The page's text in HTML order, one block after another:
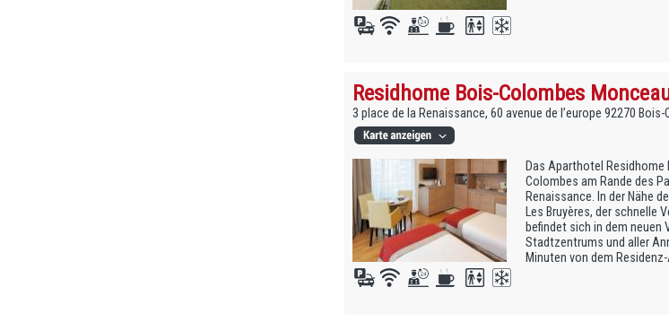
Residhome Bois-Colombes
3 place de la Renaissance, 60 avenue de l’europe 92270
Das Aparthotel
Colombes am Rande des
Renaissance. In der Nähe
Les Bruyères, der schnelle
befindet sich in dem neuen
Stadtzentrums und aller
Minuten von dem